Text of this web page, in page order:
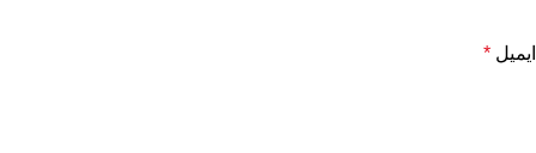
ایمیل *